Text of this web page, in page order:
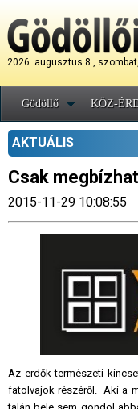
2026. augusztus 8.,
Gödöllő KÖZ-
AKTUÁLIS
Csak
2015-11-29 10:08:55
Az erdők természeti
fatolvajok részéről. Aki a